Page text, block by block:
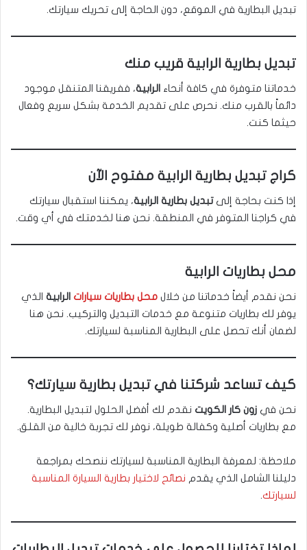
تبديل البطارية في الموقع، دون الحاجة إلى تحريك سيارتك.
تبديل بطارية الرابية قريب منك
خدماتنا متوفرة في كافة أنحاء الرابية، ففريقنا المتنقل موجود
دائماً بالقرب منك. نحرص على تقديم الخدمة بشكل سريع وفعال
حيثما كنت.
كراج تبديل بطارية الرابية مفتوح الآن
إذا كنت بحاجة إلىتبديل بطارية الرابية، يمكننا استقبال سيارتك
في كراجنا المتوفر في المنطقة. نحن هنا لخدمتك في أي وقت.
محل بطاريات الرابية
نحن نقدم أيضاً خدماتنا من خلال محل بطاريات سيارات الرابية الذي
يوفر لك بطاريات متنوعة مع خدمات التبديل والتركيب. نحن هنا
لضمان أنك تحصل على البطارية المناسبة لسيارتك.
كيف تساعد شركتنا في تبديل بطارية سيارتك؟
نحن في زون كار الكويت نقدم لك أفضل الحلول لتبديل البطارية.
مع بطاريات أصلية وكفالة طويلة، نوفر لك تجربة خالية من القلق.
ملاحظة: لمعرفة البطارية المناسبة لسيارتك ننصحك بمراجعة
دليلنا الشامل الذي يقدم نصائح لاختيار بطارية السيارة المناسبة
لسيارتك.